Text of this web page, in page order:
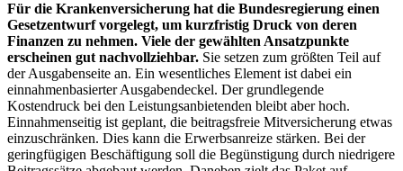
Für die Krankenversicherung hat die Bundesregierung einen
Gesetzentwurf vorgelegt, um kurzfristig Druck von deren
Finanzen zu nehmen. Viele der gewählten Ansatzpunkte
erscheinen gut nachvollziehbar. Sie setzen zum größten Teil auf
der Ausgabenseite an. Ein wesentliches Element ist dabei ein
einnahmenbasierter Ausgabendeckel. Der grundlegende
Kostendruck bei den Leistungsanbietenden bleibt aber hoch.
Einnahmenseitig ist geplant, die beitragsfreie Mitversicherung etwas
einzuschränken. Dies kann die Erwerbsanreize stärken. Bei der
geringfügigen Beschäftigung soll die Begünstigung durch niedrigere